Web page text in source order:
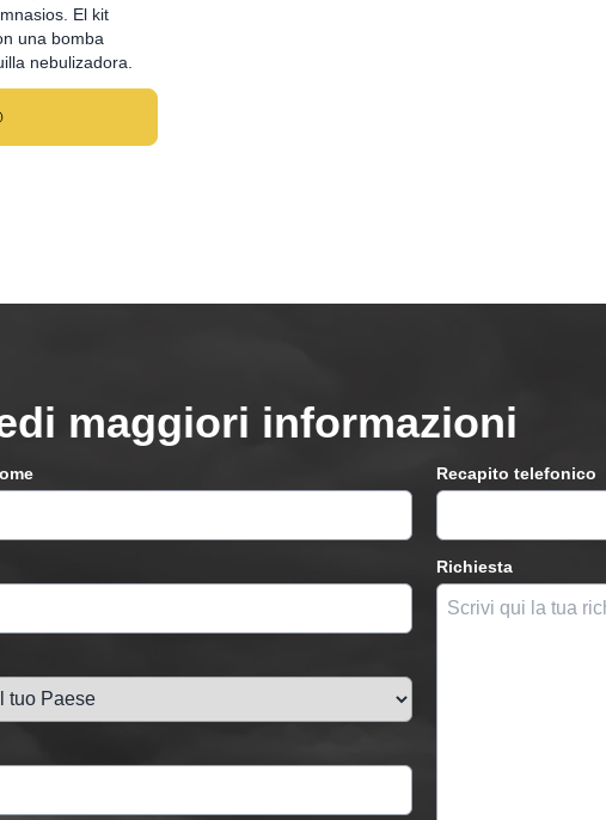
El kit
una bomba
nebulizadora.
maggiori informazioni
Recapito telefonico
Richiesta